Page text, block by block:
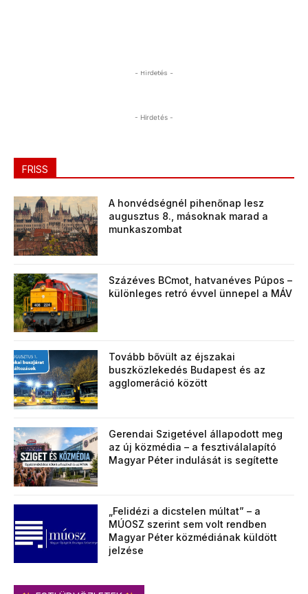
- Hirdetés -
- Hirdetés -
FRISS
A honvédségnél pihenőnap lesz
augusztus 8., másoknak marad a
munkaszombat
Százéves BCmot, hatvanéves Púpos –
különleges retró évvel ünnepel a MÁV
Tovább bővült az éjszakai
buszközlekedés Budapest és az
agglomeráció között
Gerendai Szigetével állapodott meg
az új közmédia – a fesztiválalapító
Magyar Péter indulását is segítette
„Felidézi a dicstelen múltat” – a
MÚOSZ szerint sem volt rendben
Magyar Péter közmédiának küldött
jelzése